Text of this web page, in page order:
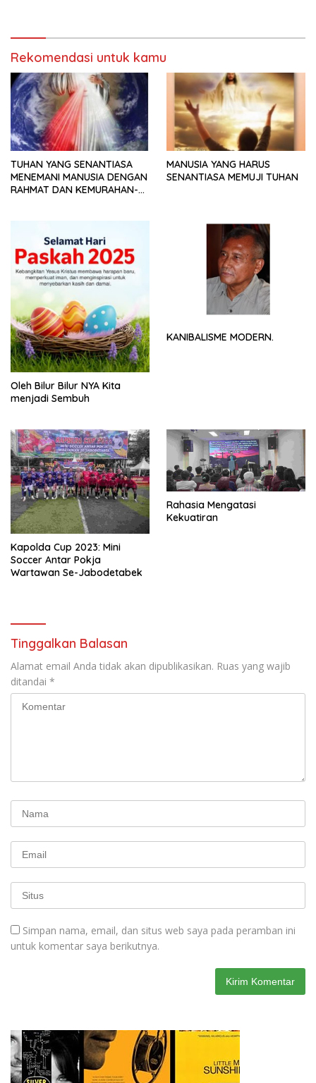
Rekomendasi untuk kamu
TUHAN YANG SENANTIASA
MENEMANI MANUSIA DENGAN
RAHMAT DAN KEMURAHAN-
MANUSIA YANG HARUS
SENANTIASA MEMUJI TUHAN
Oleh Bilur Bilur NYA Kita
menjadi Sembuh
KANIBALISME MODERN.
Kapolda Cup 2023: Mini
Soccer Antar Pokja
Wartawan Se-Jabodetabek
Rahasia Mengatasi
Kekuatiran
Tinggalkan Balasan
Alamat email Anda tidak akan dipublikasikan. Ruas yang wajib
ditandai *
Simpan nama, email, dan situs web saya pada peramban ini
untuk komentar saya berikutnya.